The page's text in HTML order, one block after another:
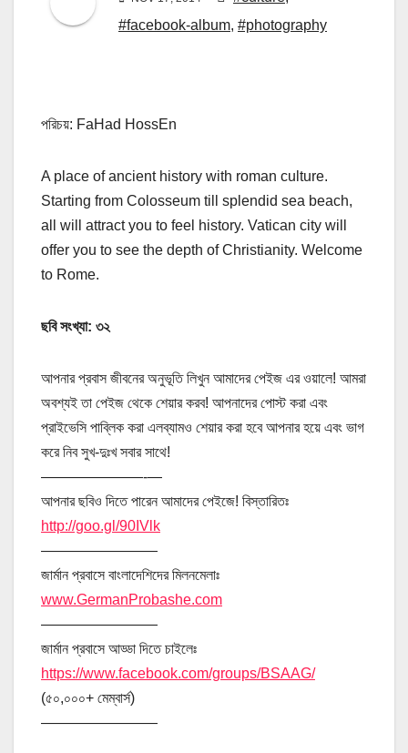
#facebook-album, #photography
পরিচয়: FaHad HossEn
A place of ancient history with roman culture.
Starting from Colosseum till splendid sea beach,
all will attract you to feel history. Vatican city will
offer you to see the depth of Christianity. Welcome
to Rome.
ছবি সংখ্যা: ৩২
আপনার প্রবাস জীবনের অনুভূতি লিখুন আমাদের পেইজ এর ওয়ালে! আমরা
অবশ্যই তা পেইজ থেকে শেয়ার করব! আপনাদের পোস্ট করা এবং
প্রাইভেসি পাব্লিক করা এলব্যামও শেয়ার করা হবে আপনার হয়ে এবং ভাগ
করে নিব সুখ-দুঃখ সবার সাথে!
———————-—
আপনার ছবিও দিতে পারেন আমাদের পেইজে! বিস্তারিতঃ
http://goo.gl/90IVlk
————————
জার্মান প্রবাসে বাংলাদেশিদের মিলনমেলাঃ
www.GermanProbashe.com
————————
জার্মান প্রবাসে আড্ডা দিতে চাইলেঃ
https://www.facebook.com/groups/BSAAG/
(৫০,০০০+ মেম্বার্স)
————————